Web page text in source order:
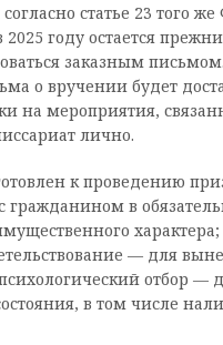
статье 23 того
году остается
заказным
о вручении будет
на мероприятия,
лично.
к проведению
в
характера;
— для
отбор —
в том числе